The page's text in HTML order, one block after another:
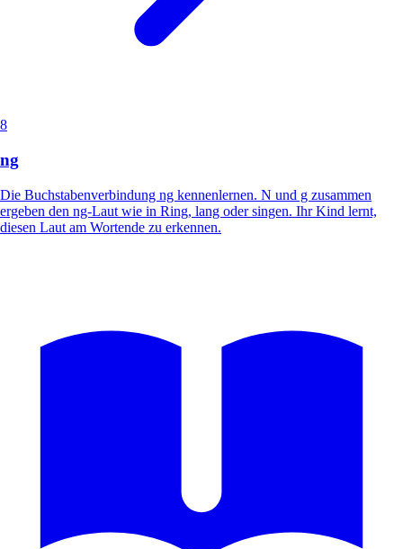
8
ng
Die Buchstabenverbindung ng kennenlernen. N und g zusammen
ergeben den ng-Laut wie in Ring, lang oder singen. Ihr Kind lernt,
diesen Laut am Wortende zu erkennen.